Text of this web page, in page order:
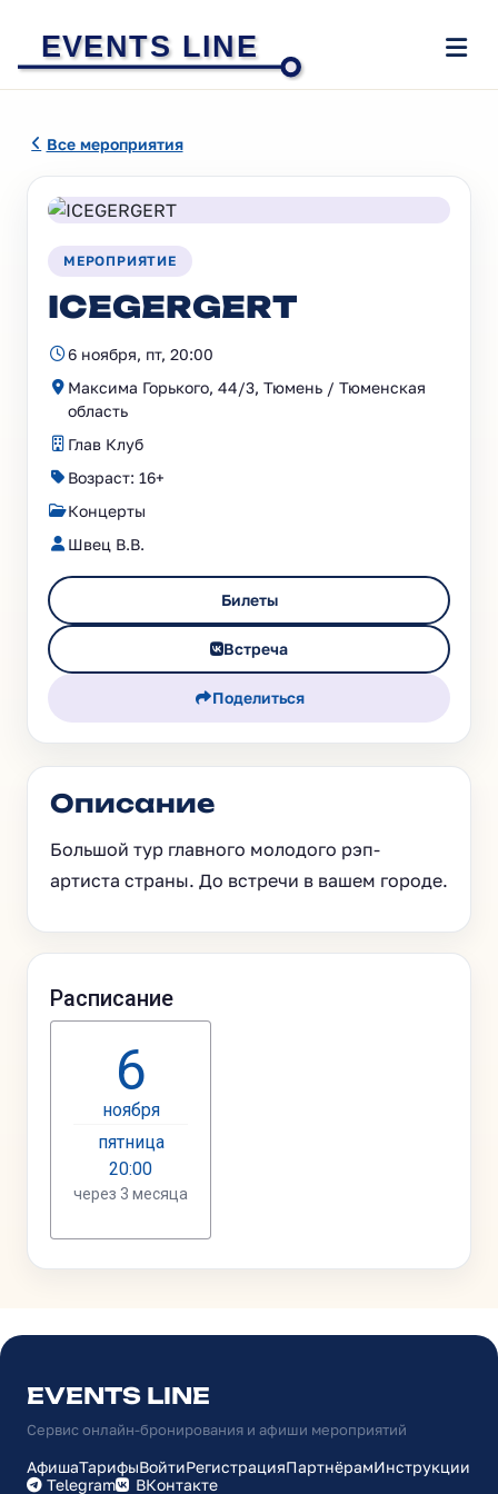
EVENTS LINE
Все мероприятия
МЕРОПРИЯТИЕ
ICEGERGERT
6 ноября, пт, 20:00
Максима Горького, 44/3, Тюмень / Тюменская
область
Глав Клуб
Возраст: 16+
Концерты
Швец В.В.
Билеты
Встреча
Поделиться
Описание
Большой тур главного молодого рэп-
артиста страны. До встречи в вашем городе.
EVENTS LINE
Сервис онлайн-бронирования и афиши мероприятий
АфишаТарифыВойтиРегистрацияПартнёрамИнструкции
Telegram
ВКонтакте